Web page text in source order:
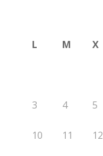
L M X
3 4 5
10 11 12